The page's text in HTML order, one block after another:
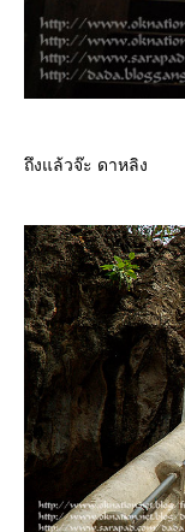
ถึงแล้วจ๊ะ ดาหลิง